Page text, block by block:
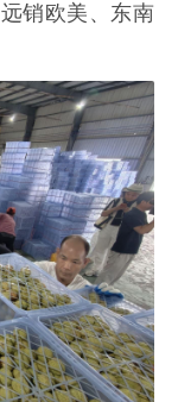
销欧美、东南